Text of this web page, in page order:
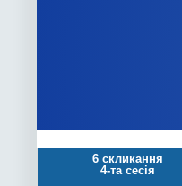
6 скликання
4-та сесія